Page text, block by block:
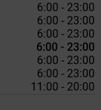
6:00 - 23:00
6:00 - 23:00
6:00 - 23:00
6:00 - 23:00
6:00 - 23:00
6:00 - 23:00
11:00 - 20:00